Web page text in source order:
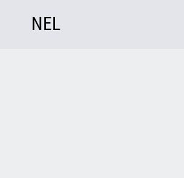
NEL